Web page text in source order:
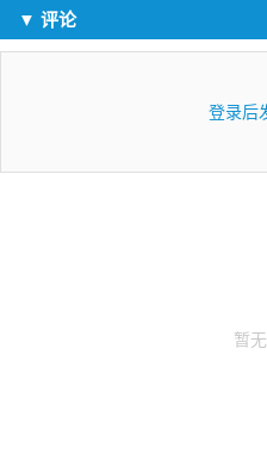
▼ 评论
登录后
暂